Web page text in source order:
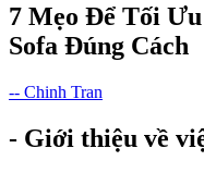
7 Mẹo Để Tối
Sofa Đúng Cách
-- Chinh Tran
- Giới thiệu về